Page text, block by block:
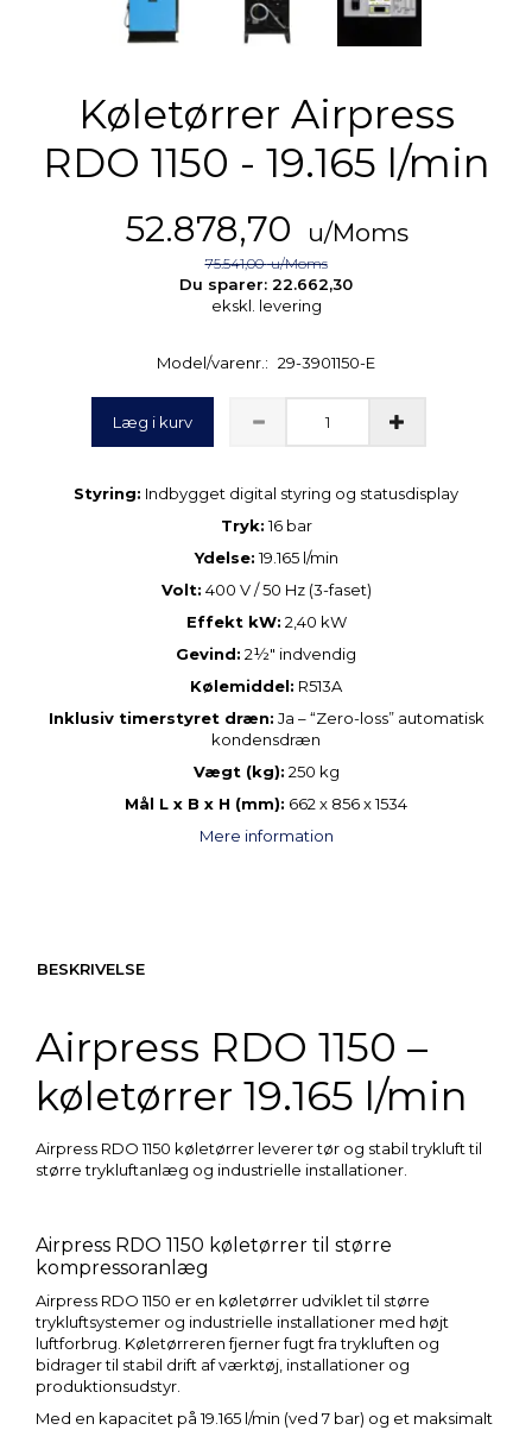
Køletørrer Airpress
RDO 1150 - 19.165 l/min
52.878,70 u/Moms
75.541,00u/Moms
Du sparer: 22.662,30
ekskl. levering
Model/varenr.: 29-3901150-E
Læg i kurv
Styring: Indbygget digital styring og statusdisplay
Tryk:16 bar
Ydelse:19.165 l/min
Volt: 400 V / 50 Hz (3-faset)
Effekt kW: 2,40 kW
Gevind: 2½" indvendig
Kølemiddel: R513A
Inklusiv timerstyret dræn: Ja – “Zero-loss” automatisk
kondensdræn
Vægt (kg): 250 kg
Mål L x B x H (mm): 662 x 856 x 1534
Mere information
BESKRIVELSE
Airpress RDO 1150 –
køletørrer 19.165 l/min
Airpress RDO1150 køletørrer leverertør og stabiltryklufttil
størretrykluftanlæg og industrielle installationer.
Airpress RDO 1150 køletørrer til større
kompressoranlæg
Airpress RDO1150 er en køletørrer udviklettil større
trykluftsystemer og industrielle installationer med højt
luftforbrug. Køletørrerenfjernerfugtfratrykluften og
bidragertil stabil drift afværktøj, installationer og
produktionsudstyr.
Med en kapacitet på19.165 l/min (ved 7 bar) og et maksimalt